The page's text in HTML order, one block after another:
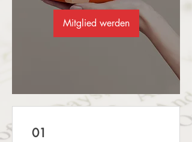
Mitglied werden
01